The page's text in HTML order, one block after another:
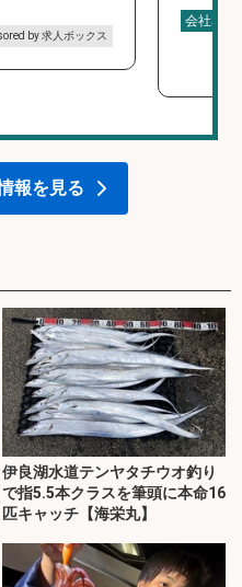
by 求人ボックス
会社名
報を見る
伊良湖水道テンヤタチウオ釣り
で指5.5本クラスを筆頭に本命16
匹キャッチ【海栄丸】